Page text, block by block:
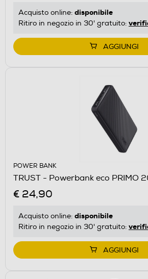
Acquisto online: disponibile
Ritiro in negozio in 30' gratuito:
AGGIUNGI
POWER BANK
TRUST - Powerbank eco PRIMO
€ 24,90
Acquisto online: disponibile
Ritiro in negozio in 30' gratuito:
AGGIUNGI